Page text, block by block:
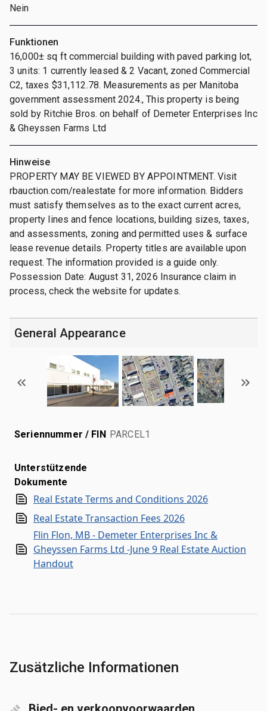
Nein
Funktionen
16,000± sq ft commercial building with paved parking lot,
3 units: 1 currently leased & 2 Vacant, zoned Commercial
C2, taxes $31,112.78. Measurements as per Manitoba
government assessment 2024., This property is being
sold by Ritchie Bros. on behalf of Demeter Enterprises Inc
& Gheyssen Farms Ltd
Hinweise
PROPERTY MAY BE VIEWED BY APPOINTMENT. Visit
rbauction.com/realestate for more information. Bidders
must satisfy themselves as to the exact current acres,
property lines and fence locations, building sizes, taxes,
and assessments, zoning and permitted uses & surface
lease revenue details. Property titles are available upon
request. The information provided is a guide only.
Possession Date: August 31, 2026 Insurance claim in
process, check the website for updates.
General Appearance
Seriennummer / FIN PARCEL1
Unterstützende
Dokumente
Real Estate Terms and Conditions 2026
Real Estate Transaction Fees 2026
Flin Flon, MB - Demeter Enterprises Inc &
Gheyssen Farms Ltd -June 9 Real Estate Auction
Handout
Zusätzliche Informationen